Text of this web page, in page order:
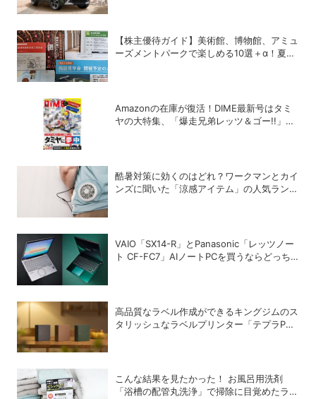
【株主優待ガイド】美術館、博物館、アミュ
ーズメントパークで楽しめる10選＋α！夏休
Amazonの在庫が復活！DIME最新号はタミ
ヤの大特集、「爆走兄弟レッツ＆ゴー!!」の
酷暑対策に効くのはどれ？ワークマンとカイ
ンズに聞いた「涼感アイテム」の人気ランキ
VAIO「SX14-R」とPanasonic「レッツノー
ト CF-FC7」AIノートPCを買うならどっち
高品質なラベル作成ができるキングジムのス
タリッシュなラベルプリンター「テプラPRO
こんな結果を見たかった！ お風呂用洗剤
「浴槽の配管丸洗浄」で掃除に目覚めたライ